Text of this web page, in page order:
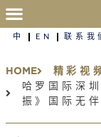
中 EN 联系我
HOME
精彩视
哈罗国际深
振》国际无